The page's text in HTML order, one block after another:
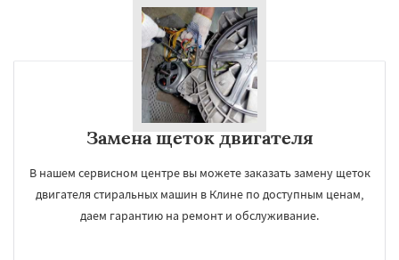
Замена щеток двигателя
В нашем сервисном центре вы можете заказать замену щеток
двигателя стиральных машин в Клине по доступным ценам,
даем гарантию на ремонт и обслуживание.